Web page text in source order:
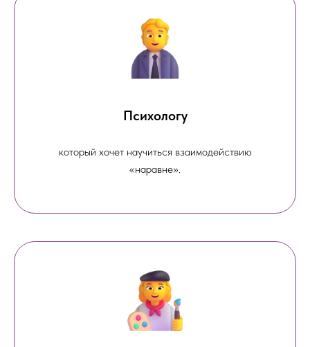
Психологу
который хочет научиться взаимодействию
«наравне».